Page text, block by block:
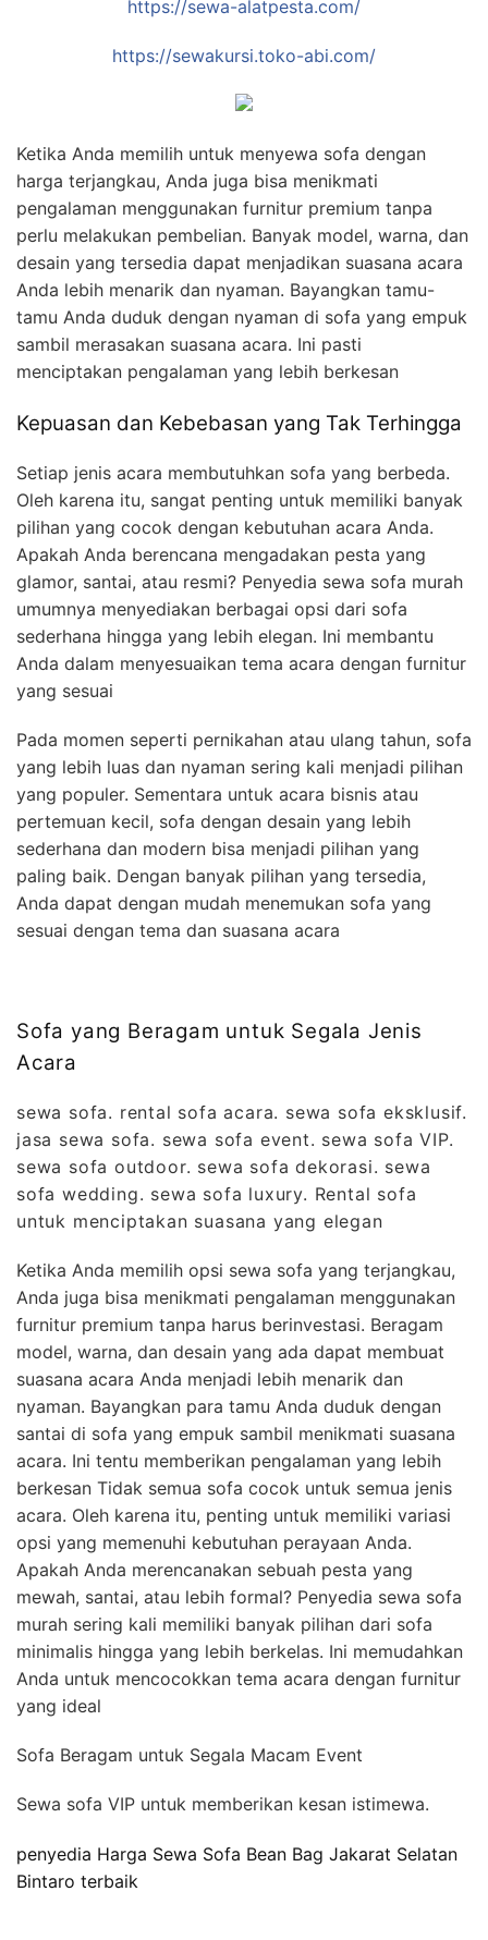
https://sewa-alatpesta.com/
https://sewakursi.toko-abi.com/
Ketika Anda memilih untuk menyewa sofa dengan
harga terjangkau, Anda juga bisa menikmati
pengalaman menggunakan furnitur premium tanpa
perlu melakukan pembelian. Banyak model, warna, dan
desain yang tersedia dapat menjadikan suasana acara
Anda lebih menarik dan nyaman. Bayangkan tamu-
tamu Anda duduk dengan nyaman di sofa yang empuk
sambil merasakan suasana acara. Ini pasti
menciptakan pengalaman yang lebih berkesan
Kepuasan dan Kebebasan yang Tak Terhingga
Setiap jenis acara membutuhkan sofa yang berbeda.
Oleh karena itu, sangat penting untuk memiliki banyak
pilihan yang cocok dengan kebutuhan acara Anda.
Apakah Anda berencana mengadakan pesta yang
glamor, santai, atau resmi? Penyedia sewa sofa murah
umumnya menyediakan berbagai opsi dari sofa
sederhana hingga yang lebih elegan. Ini membantu
Anda dalam menyesuaikan tema acara dengan furnitur
yang sesuai
Pada momen seperti pernikahan atau ulang tahun, sofa
yang lebih luas dan nyaman sering kali menjadi pilihan
yang populer. Sementara untuk acara bisnis atau
pertemuan kecil, sofa dengan desain yang lebih
sederhana dan modern bisa menjadi pilihan yang
paling baik. Dengan banyak pilihan yang tersedia,
Anda dapat dengan mudah menemukan sofa yang
sesuai dengan tema dan suasana acara
Sofa yang Beragam untuk Segala Jenis
Acara
sewa sofa. rental sofa acara. sewa sofa eksklusif.
jasa sewa sofa. sewa sofa event. sewa sofa VIP.
sewa sofa outdoor. sewa sofa dekorasi. sewa
sofa wedding. sewa sofa luxury. Rental sofa
untuk menciptakan suasana yang elegan
Ketika Anda memilih opsi sewa sofa yang terjangkau,
Anda juga bisa menikmati pengalaman menggunakan
furnitur premium tanpa harus berinvestasi. Beragam
model, warna, dan desain yang ada dapat membuat
suasana acara Anda menjadi lebih menarik dan
nyaman. Bayangkan para tamu Anda duduk dengan
santai di sofa yang empuk sambil menikmati suasana
acara. Ini tentu memberikan pengalaman yang lebih
berkesan Tidak semua sofa cocok untuk semua jenis
acara. Oleh karena itu, penting untuk memiliki variasi
opsi yang memenuhi kebutuhan perayaan Anda.
Apakah Anda merencanakan sebuah pesta yang
mewah, santai, atau lebih formal? Penyedia sewa sofa
murah sering kali memiliki banyak pilihan dari sofa
minimalis hingga yang lebih berkelas. Ini memudahkan
Anda untuk mencocokkan tema acara dengan furnitur
yang ideal
Sofa Beragam untuk Segala Macam Event
Sewa sofa VIP untuk memberikan kesan istimewa.
penyedia Harga Sewa Sofa Bean Bag Jakarat Selatan
Bintaro terbaik